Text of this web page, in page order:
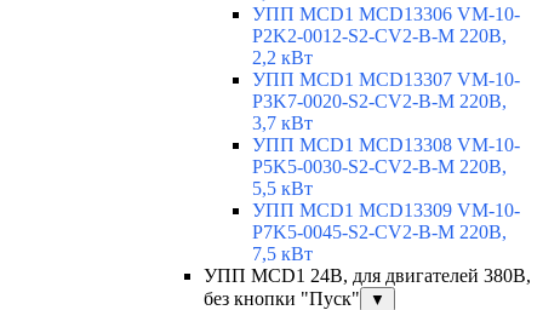
УПП MCD1 MCD13306 VM-10-
P2K2-0012-S2-CV2-B-M 220В,
2,2 кВт
УПП MCD1 MCD13307 VM-10-
P3K7-0020-S2-CV2-B-M 220В,
3,7 кВт
УПП MCD1 MCD13308 VM-10-
P5K5-0030-S2-CV2-B-M 220В,
5,5 кВт
УПП MCD1 MCD13309 VM-10-
P7K5-0045-S2-CV2-B-M 220В,
7,5 кВт
УПП MCD1 24В, для двигателей 380В,
без кнопки "Пуск"
▼